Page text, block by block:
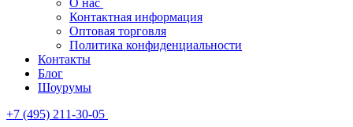
О нас
Контактная информация
Оптовая торговля
Политика конфиденциальности
Контакты
Блог
Шоурумы
+7 (495) 211-30-05